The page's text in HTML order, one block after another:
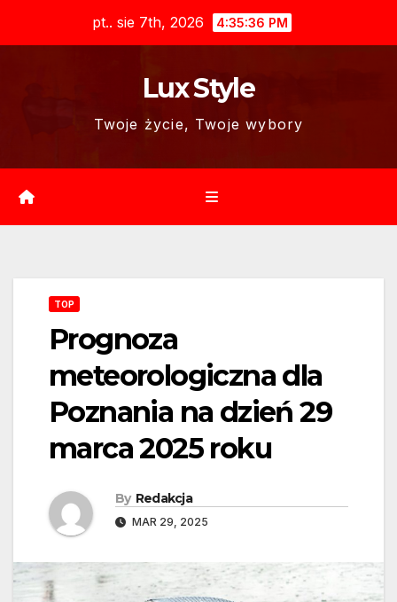
pt.. sie 7th, 2026 4:35:37 PM
Lux Style
Twoje życie, Twoje wybory
TOP
Prognoza
meteorologiczna dla
Poznania na dzień 29
marca 2025 roku
By Redakcja
MAR 29, 2025